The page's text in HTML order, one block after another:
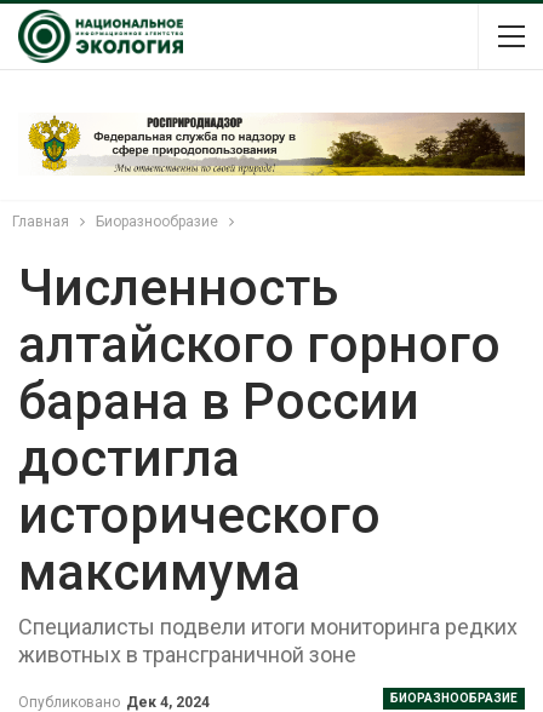
Главная Биоразнообразие
Численность
алтайского горного
барана в России
достигла
исторического
максимума
Специалисты подвели итоги мониторинга редких
животных в трансграничной зоне
БИОРАЗНООБРАЗИЕ
Опубликовано Дек 4, 2024